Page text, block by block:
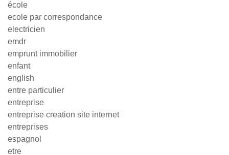
école
ecole par correspondance
electricien
emdr
emprunt immobilier
enfant
english
entre particulier
entreprise
entreprise creation site internet
entreprises
espagnol
etre